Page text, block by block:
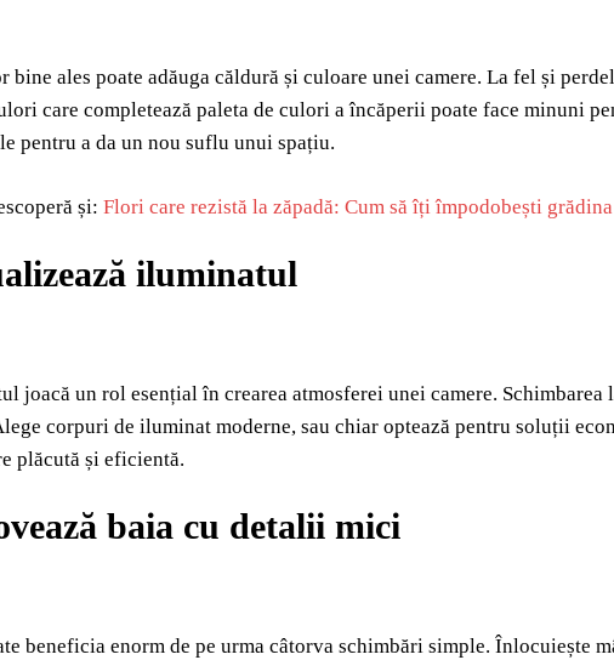
bine ales poate adăuga căldură și culoare unei camere. La fel și
care completează paleta de culori a încăperii poate face minuni
pentru a da un nou suflu unui spațiu.
și: Flori care rezistă la zăpadă: Cum să îți împodobești
iluminatul
joacă un rol esențial în crearea atmosferei unei camere.
corpuri de iluminat moderne, sau chiar optează pentru soluții
plăcută și eficientă.
baia cu detalii mici
beneficia enorm de pe urma câtorva schimbări simple. Înlocuiește